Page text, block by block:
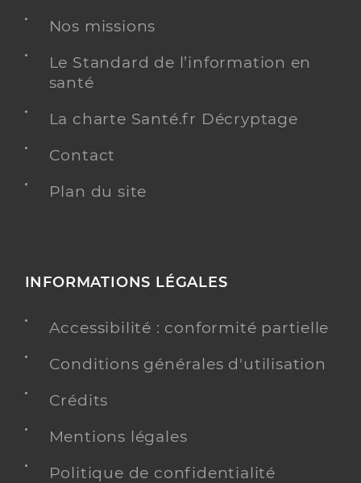
Nos missions
Le Standard de l’information en
santé
La charte Santé.fr Décryptage
Contact
Plan du site
INFORMATIONS LÉGALES
Accessibilité : conformité partielle
Conditions générales d'utilisation
Crédits
Mentions légales
Politique de confidentialité